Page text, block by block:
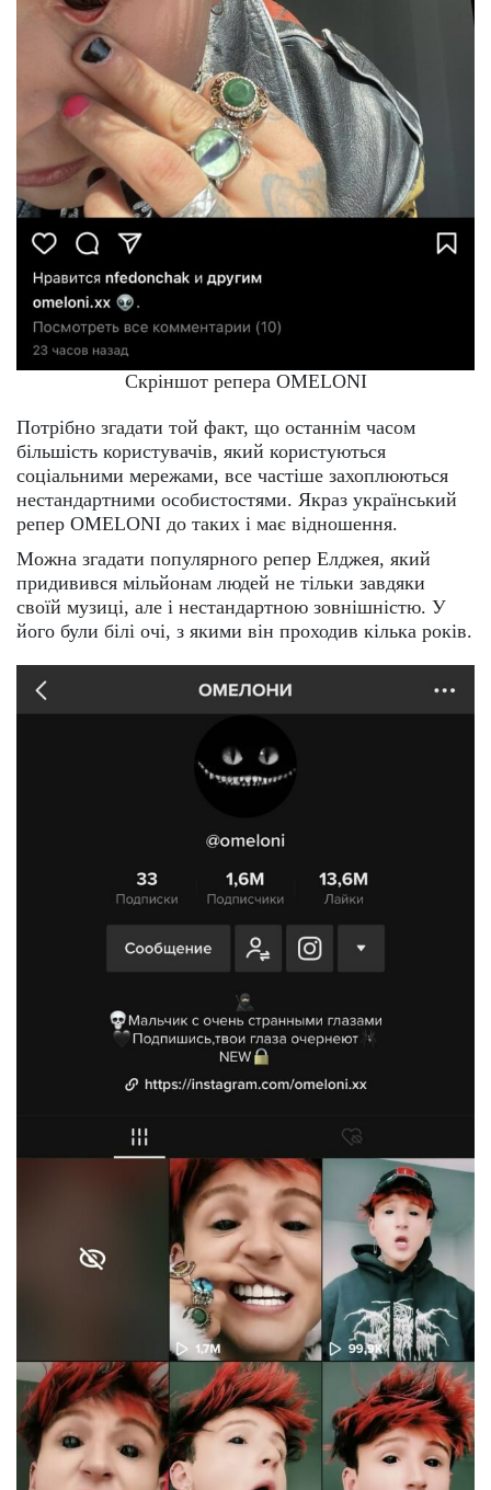
Скріншот репера OMELONI
Потрібно згадати той факт, що останнім часом
більшість користувачів, який користуються
соціальними мережами, все частіше захоплюються
нестандартними особистостями. Якраз український
репер OMELONI до таких і має відношення.
Можна згадати популярного репер Елджея, який
придивився мільйонам людей не тільки завдяки
своїй музиці, але і нестандартною зовнішністю. У
його були білі очі, з якими він проходив кілька років.